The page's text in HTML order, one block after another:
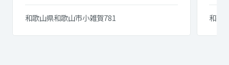
和歌山県和歌山市小雑賀781 和歌